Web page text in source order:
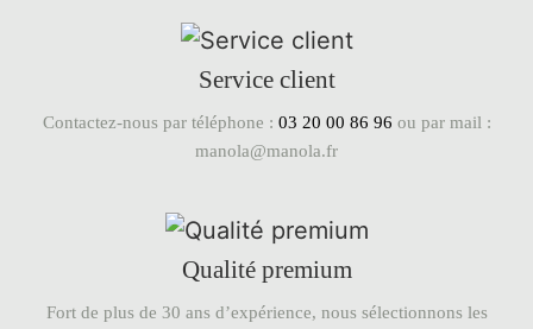
Service client
Contactez-nous par téléphone : 03 20 00 86 96 ou par mail :
manola@manola.fr
Qualité premium
Fort de plus de 30 ans d’expérience, nous sélectionnons les